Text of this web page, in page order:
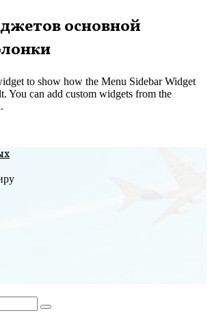
основной
to show how the Menu Sidebar Widget
You can add custom widgets from the